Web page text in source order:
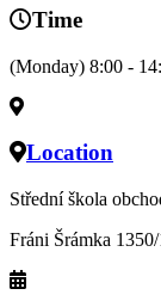
Time
(Monday) 8:00 -
Location
Střední škola
Fráni Šrámka 1350/